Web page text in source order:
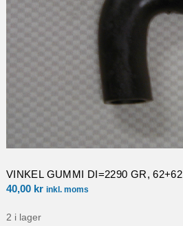
VINKEL GUMMI DI=2290 GR, 62+62
40,00 kr inkl. moms
2 i lager